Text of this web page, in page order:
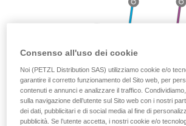
Consenso all'uso dei cookie
Noi (PETZL Distribution SAS) utilizziamo cookie e/o
garantire il corretto funzionamento del Sito web, per
contenuti e annunci e analizzare il traffico.
sulla navigazione dell’utente sul Sito web con i nostri
dei dati, pubblicitari e di social media al fine di
pubblicità. Se l’utente accetta, i nostri cookie e/o